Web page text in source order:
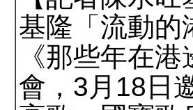
基隆「流動的
《那些年在
會，3月18日